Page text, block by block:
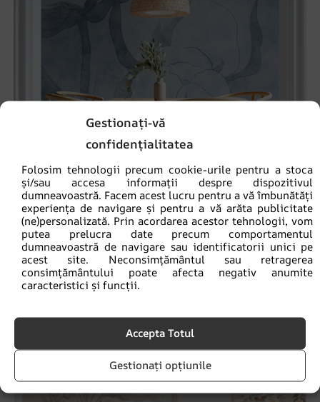
Gestionați-vă
confidențialitatea
Folosim tehnologii precum cookie-urile pentru a stoca
și/sau accesa informații despre dispozitivul
dumneavoastră. Facem acest lucru pentru a vă îmbunătăți
experiența de navigare și pentru a vă arăta publicitate
(ne)personalizată. Prin acordarea acestor tehnologii, vom
putea prelucra date precum comportamentul
dumneavoastră de navigare sau identificatorii unici pe
acest site. Neconsimțământul sau retragerea
consimțământului poate afecta negativ anumite
caracteristici și funcții.
Accepta Totul
Gestionați opțiunile
Fototapet Floare de bumbac albastră
93.20lei 69.90lei
REDUCERI!